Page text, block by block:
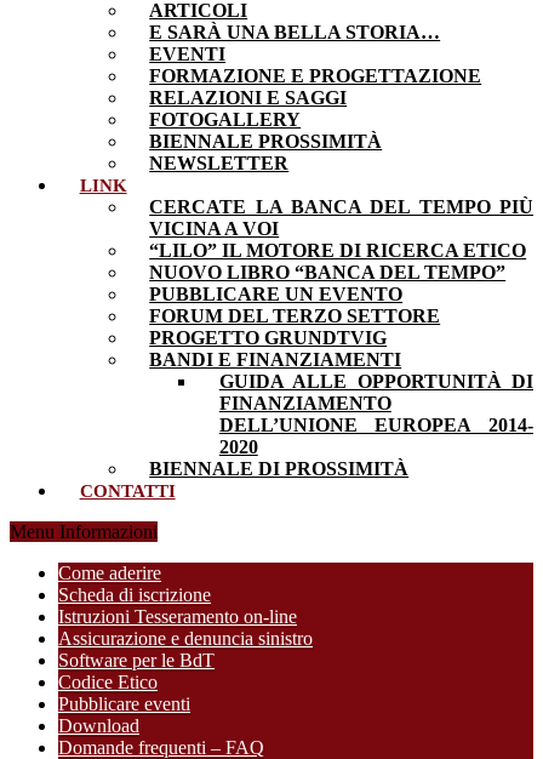
ARTICOLI
E SARÀ UNA BELLA STORIA…
EVENTI
FORMAZIONE E PROGETTAZIONE
RELAZIONI E SAGGI
FOTOGALLERY
BIENNALE PROSSIMITÀ
NEWSLETTER
LINK
CERCATE LA BANCA DEL TEMPO PIÙ
VICINA A VOI
“LILO” IL MOTORE DI RICERCA ETICO
NUOVO LIBRO “BANCA DEL TEMPO”
PUBBLICARE UN EVENTO
FORUM DEL TERZO SETTORE
PROGETTO GRUNDTVIG
BANDI E FINANZIAMENTI
GUIDA ALLE OPPORTUNITÀ DI
FINANZIAMENTO
DELL’UNIONE EUROPEA 2014-
2020
BIENNALE DI PROSSIMITÀ
CONTATTI
Menu Informazioni
Come aderire
Scheda di iscrizione
Istruzioni Tesseramento on-line
Assicurazione e denuncia sinistro
Software per le BdT
Codice Etico
Pubblicare eventi
Download
Domande frequenti – FAQ